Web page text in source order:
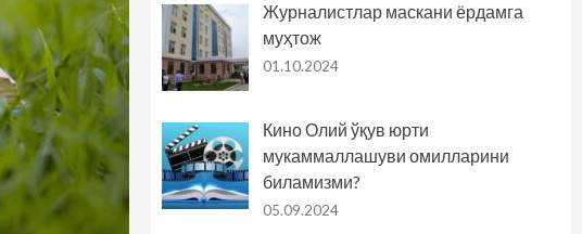
Журналистлар маскани ёрдамга
муҳтож
01.10.2024
Кино Олий ўқув юрти
мукаммаллашуви омилларини
биламизми?
05.09.2024